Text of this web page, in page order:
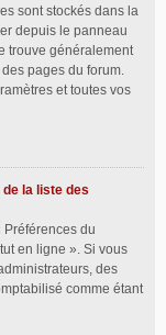
sont stockés dans la
depuis le panneau
trouve généralement
pages du forum.
et toutes vos
la liste des
Préférences du
en ligne ». Si vous
des
comme étant